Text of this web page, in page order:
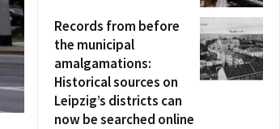
Records from before
the municipal
amalgamations:
Historical sources on
Leipzig’s districts can
now be searched online